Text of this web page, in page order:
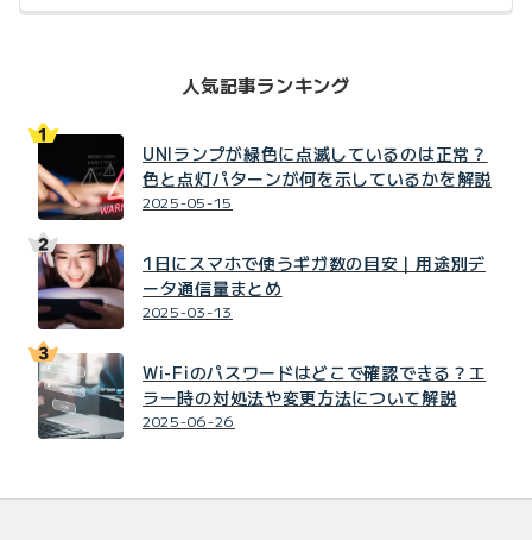
人気記事ランキング
UNIランプが緑色に点滅しているのは正常？
色と点灯パターンが何を示しているかを解説
2025-05-15
1日にスマホで使うギガ数の目安｜用途別デ
ータ通信量まとめ
2025-03-13
Wi-Fiのパスワードはどこで確認できる？エ
ラー時の対処法や変更方法について解説
2025-06-26